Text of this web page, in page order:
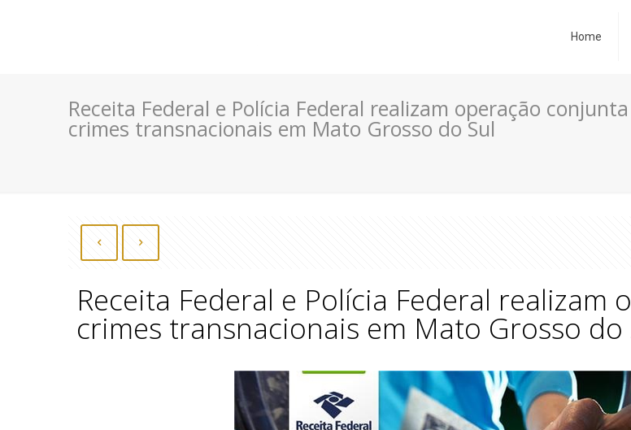
Home
Receita Federal e Polícia Federal realizam operação
crimes transnacionais em Mato Grosso do Sul
Receita Federal e Polícia Federal
crimes transnacionais em Mato Grosso do